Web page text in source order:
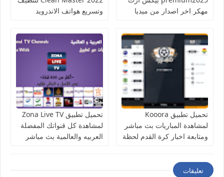
مهكر اخر اصدار من ميديا
وتسريع هواتف الاندرويد
تحميل تطبيق Kooora
لمشاهدة المباريات بث مباشر
ومتابعة اخبار كرة القدم لحظة
تحميل تطبيق Zona Live TV
لمشاهدة كل قنواتك المفضلة
العربيه والعالمية بث مباشر
تعليقات